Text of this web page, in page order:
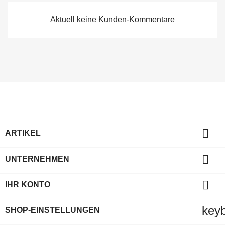
Aktuell keine Kunden-Kommentare
ARTIKEL 
UNTERNEHMEN 
IHR KONTO 
SHOP-EINSTELLUNGEN